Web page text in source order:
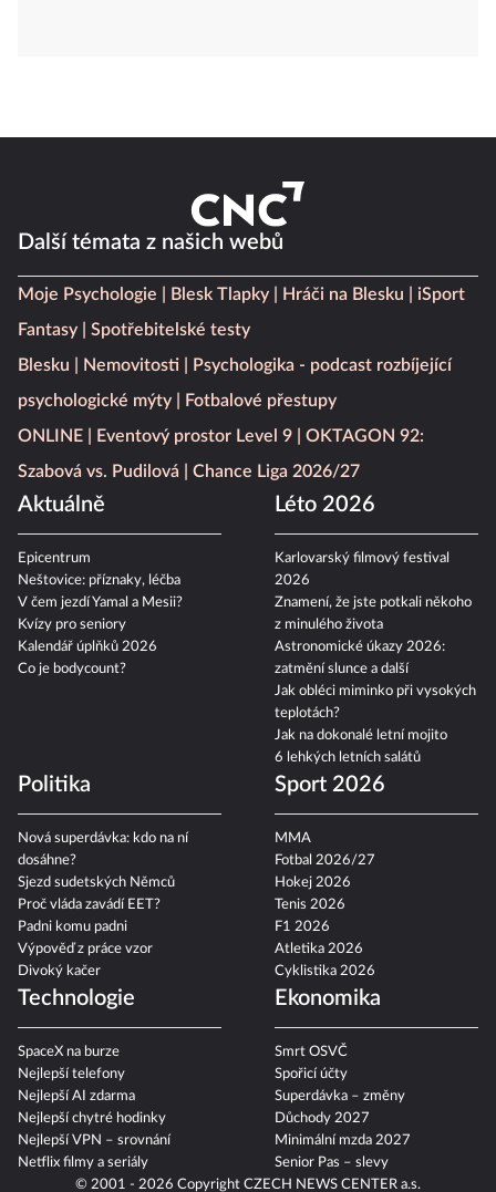
© 2001 - 2026 Copyright CZECH NEWS CENTER a.s.
Další témata z našich webů
Moje Psychologie Blesk Tlapky Hráči na Blesku
iSport
Fantasy
Spotřebitelské testy
Blesku
Nemovitosti
Psychologika - podcast rozbíjející
psychologické mýty
Fotbalové přestupy
ONLINE
Eventový prostor Level 9
OKTAGON 92:
Szabová vs. Pudilová
Chance Liga 2026/27
Aktuálně
Epicentrum
Neštovice: příznaky, léčba
V čem jezdí Yamal a Mesii?
Kvízy pro seniory
Kalendář úplňků 2026
Co je bodycount?
Léto 2026
Karlovarský filmový festival
2026
Znamení, že jste potkali někoho
z minulého života
Astronomické úkazy 2026:
zatmění slunce a další
Jak obléci miminko při vysokých
teplotách?
Jak na dokonalé letní mojito
6 lehkých letních salátů
Politika
Nová superdávka: kdo na ní
dosáhne?
Sjezd sudetských Němců
Proč vláda zavádí EET?
Padni komu padni
Výpověď z práce vzor
Divoký kačer
Sport 2026
MMA
Fotbal 2026/27
Hokej 2026
Tenis 2026
F1 2026
Atletika 2026
Cyklistika 2026
Technologie
SpaceX na burze
Nejlepší telefony
Nejlepší AI zdarma
Nejlepší chytré hodinky
Nejlepší VPN – srovnání
Netflix filmy a seriály
Ekonomika
Smrt OSVČ
Spořicí účty
Superdávka – změny
Důchody 2027
Minimální mzda 2027
Senior Pas – slevy